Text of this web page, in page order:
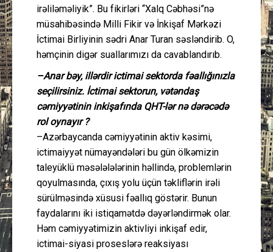
irəliləməliyik”. Bu fikirləri “Xalq Cəbhəsi”nə
müsahibəsində Milli Fikir və İnkişaf Mərkəzi
İctimai Birliyinin sədri Anar Turan səsləndirib. O,
həmçinin digər suallarımızı da cavablandırıb.
–Anar bəy, illərdir ictimai sektorda fəallığınızla
seçilirsiniz. İctimai sektorun, vətəndaş
cəmiyyətinin inkişafında QHT-lər nə dərəcədə
rol oynayır ?
–Azərbaycanda cəmiyyətinin aktiv kəsimi,
ictimaiyyət nümayəndələri bu gün ölkəmizin
taleyüklü məsələlələrinin həllində, problemlərin
qoyulmasında, çıxış yolu üçün təkliflərin irəli
sürülməsində xüsusi fəallıq göstərir. Bunun
faydalarını iki istiqamətdə dəyərləndirmək olar.
Həm cəmiyyətimizin aktivliyi inkişaf edir,
ictimai-siyasi proseslərə reaksiyası